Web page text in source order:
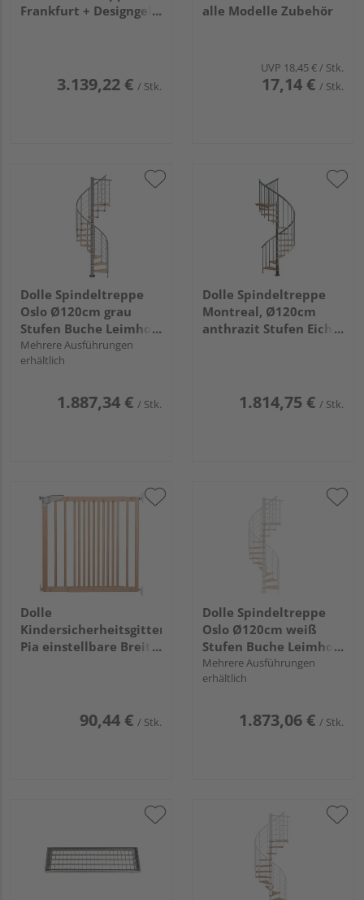
Frankfurt + Designgel,
3.139,22 € / Stk.
alle Modelle Zubehör
UVP 18,45 € / Stk.
17,14 € / Stk.
Dolle Spindeltreppe
Oslo Ø120cm grau
Stufen Buche Leimholz
11 Stufen,
Geschosshöhe 252-
Mehrere Ausführungen
erhältlich
1.887,34 € / Stk.
Dolle Spindeltreppe
Montreal, Ø120cm
anthrazit Stufen Eiche,
1.814,75 € / Stk.
Dolle
Kindersicherheitsgitter
Pia einstellbare Breite
90,44 € / Stk.
Dolle Spindeltreppe
Oslo Ø120cm weiß
Stufen Buche Leimholz
11 Stufen,
Geschosshöhe 252-
Kunststoffstäbe
Mehrere Ausführungen
erhältlich
1.873,06 € / Stk.